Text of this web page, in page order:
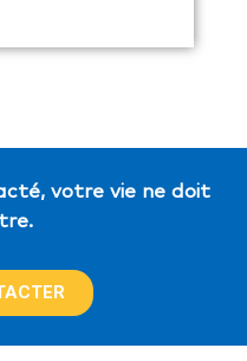
votre vie ne doit